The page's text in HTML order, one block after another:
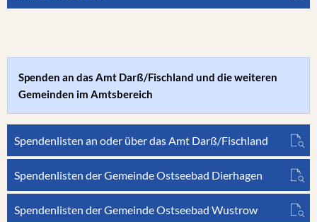
Spenden an das Amt Darß/Fischland und die weiteren
Gemeinden im Amtsbereich
Spendenlisten an oder über das Amt Darß/Fischland
Spendenlisten der Gemeinde Ostseebad Dierhagen
Spendenlisten der Gemeinde Ostseebad Wustrow